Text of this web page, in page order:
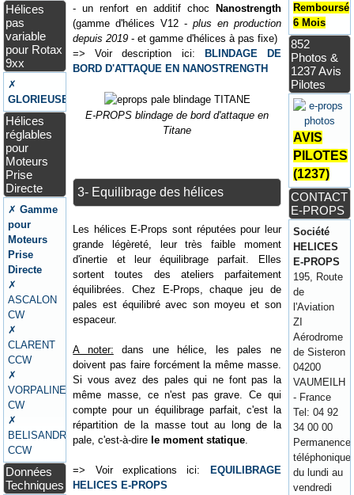
Hélices
pas
variable
pour Rotax
9xx
✗
GLORIEUSE
Hélices
réglables
pour
Moteurs
Prise
Directe
✗Gamme
pour
Moteurs
Prise
Directe
✗
ASCALON
CW
✗
CLARENT
CCW
✗
VORPALINE
CW
✗
BELISANDRE
CCW
Données
Techniques
- un renfort en additif choc Nanostrength
(gamme d'hélices V12 - plus en production
depuis 2019 - et gamme d'hélices à pas fixe)
=> Voir description ici: BLINDAGE DE
BORD D'ATTAQUE EN NANOSTRENGTH
E-PROPS blindage de bord d'attaque en
Titane
3- Equilibrage des hélices
Les hélices E-Props sont réputées pour leur
grande légèreté, leur très faible moment
d'inertie et leur équilibrage parfait. Elles
sortent toutes des ateliers parfaitement
équilibrées. Chez E-Props, chaque jeu de
pales est équilibré avec son moyeu et son
espaceur.
A noter: dans une hélice, les pales ne
doivent pas faire forcément la même masse.
Si vous avez des pales qui ne font pas la
même masse, ce n'est pas grave. Ce qui
compte pour un équilibrage parfait, c'est la
répartition de la masse tout au long de la
pale, c'est-à-dire le moment statique
=> Voir explications ici:
EQUILIBRAGE
HELICES E-PROPS
Remboursé
6 Mois
852
Photos &
1237 Avis
Pilotes
AVIS
PILOTES
(1237)
CONTACT
E-PROPS
Société
HELICES
E-PROPS
195, Route
de
l'Aviation
ZI
Aérodrome
de Sisteron
04200
VAUMEILH
- France
Tel: 04 92
34 00 00
Permanence
téléphonique
du lundi au
vendredi